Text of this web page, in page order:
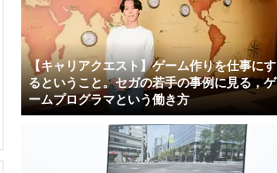
【キャリアクエスト】ゲーム作りを仕事にす
るということ。セガの若手の事例に見る，ゲ
ームプログラマという働き方